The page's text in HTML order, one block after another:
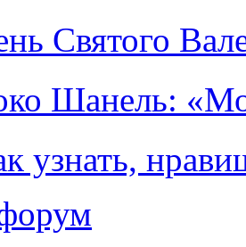
Святого
Шанель:
узнать,